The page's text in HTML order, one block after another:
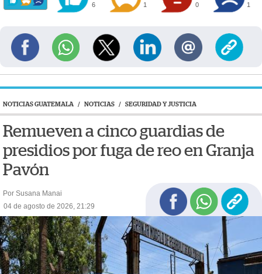
6 1 0 1
NOTICIAS GUATEMALA / NOTICIAS / SEGURIDAD Y JUSTICIA
Remueven a cinco guardias de
presidios por fuga de reo en Granja
Pavón
Por Susana Manai
04 de agosto de 2026, 21:29